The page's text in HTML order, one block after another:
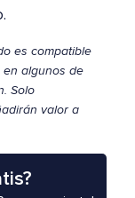
es compatible
en algunos de
Solo
valor a